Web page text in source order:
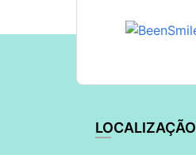
LOCALIZAÇÃO